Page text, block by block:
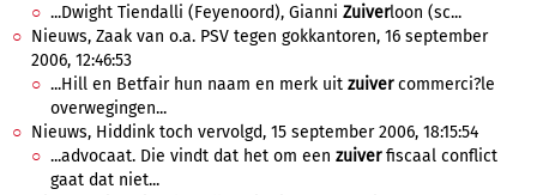
...Dwight Tiendalli (Feyenoord), Gianni Zuiverloon (sc...
Nieuws, Zaak van o.a. PSV tegen gokkantoren, 16 september
2006, 12:46:53
...Hill en Betfair hun naam en merk uit zuivercommerci?le
overwegingen...
Nieuws, Hiddink toch vervolgd, 15 september 2006, 18:15:54
...advocaat. Die vindt dat het om een zuiverfiscaal conflict
gaat dat niet...